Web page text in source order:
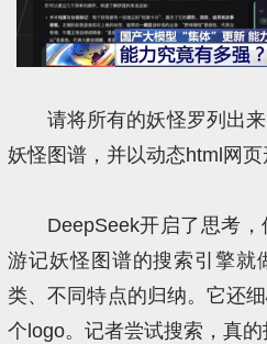
请将所有的妖怪罗列出
妖怪图谱，并以动态html网页
DeepSeek开启了思考
游记妖怪图谱的搜索引擎就
类、不同特点的归纳。它还
个logo。记者尝试搜索，真的